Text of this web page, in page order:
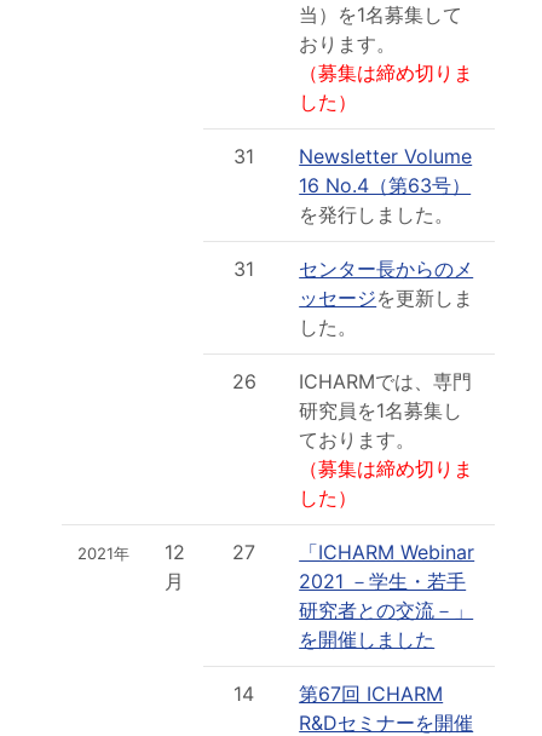
当）を1名募集して
おります。
（募集は締め切りま
した）
31
Newsletter Volume
16 No.4（第63号）
を発行しました。
31
センター長からのメ
ッセージを更新しま
した。
26
ICHARMでは、専門
研究員を1名募集し
ております。
（募集は締め切りま
した）
2021年
12
月
27
「ICHARM Webinar
2021 －学生・若手
研究者との交流－」
を開催しました
14
第67回 ICHARM
R&Dセミナーを開催